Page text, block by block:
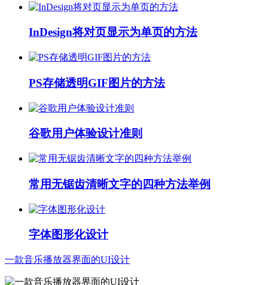
InDesign将对页显示为单页的方法
PS存储透明GIF图片的方法
谷歌用户体验设计准则
常用无锯齿清晰文字的四种方法举例
字体图形化设计
一款音乐播放器界面的UI设计